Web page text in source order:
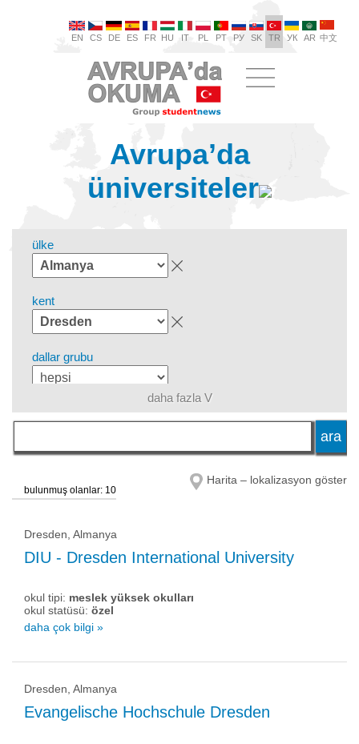
EN CS DE ES FR HU IT PL PT РУ SK TR УК AR 中文
Avrupa’da
üniversiteler
ülke
kent
dallar grubu
dil
okul statüsü
daha fazla V
bulunmuş olanlar: 10
Harita – lokalizasyon göster
Dresden, Almanya
DIU - Dresden International University
okul tipi: meslek yüksek okulları
okul statüsü: özel
daha çok bilgi »
Dresden, Almanya
Evangelische Hochschule Dresden